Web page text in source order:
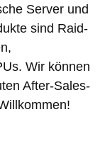
Server und
sind Raid-
Wir können
After-Sales-